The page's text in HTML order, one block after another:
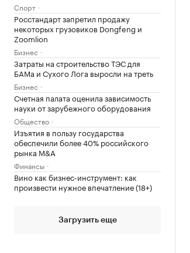
Спорт
Росстандарт запретил продажу
некоторых грузовиков Dongfeng и
Zoomlion
Бизнес
Затраты на строительство ТЭС для
БАМа и Сухого Лога выросли на треть
Бизнес
Счетная палата оценила зависимость
науки от зарубежного оборудования
Общество
Изъятия в пользу государства
обеспечили более 40% российского
рынка M&A
Финансы
Вино как бизнес-инструмент: как
произвести нужное впечатление (18+)
Загрузить еще